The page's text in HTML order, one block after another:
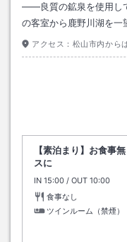
――良質の鉱泉を使用し
の客室から鹿野川湖を
アクセス： 松山市内から
【素泊まり】お食事
スに
IN チェックイン
15:00 / OUT チェックア
10:00
食事なし
ツインルーム（禁煙）